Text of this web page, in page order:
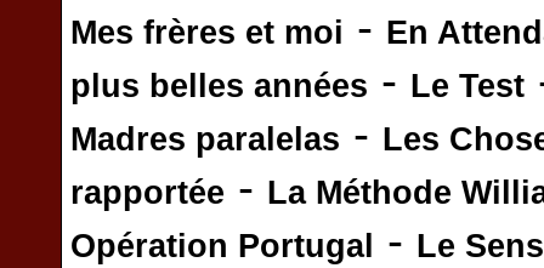
Mes frères et moi - En
plus belles années - Le Test
Madres paralelas - Les
rapportée - La Méthode
Opération Portugal
- Le